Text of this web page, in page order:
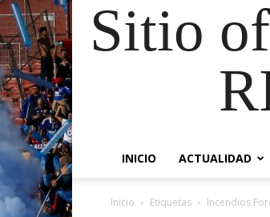
Sitio
INICIO ACTUALIDAD
Inicio Etiquetas Incendios